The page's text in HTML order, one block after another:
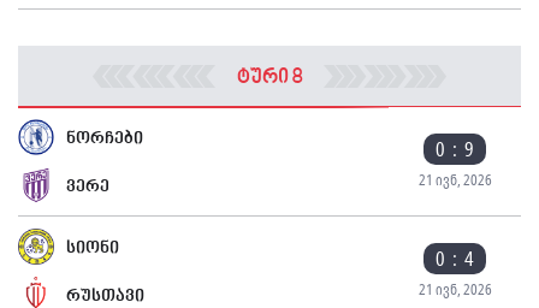
ტური 8
ნორჩები 0 : 9
21 ივნ, 2026
ვერე
სიონი 0 : 4
21 ივნ, 2026
რუსთავი